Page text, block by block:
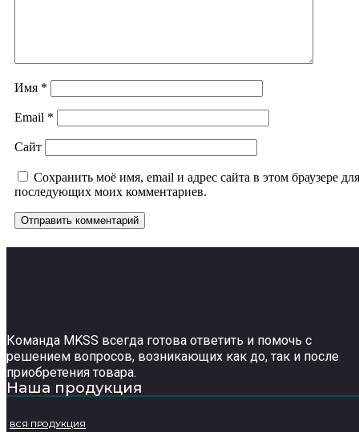
Имя *
Email *
Сайт
Сохранить моё имя, email и адрес сайта в этом браузере для
последующих моих комментариев.
Команда MKSS всегда готова ответить и помочь с
решением вопросов, возникающих как до, так и после
приобретения товара.
Наша продукция
ВСЯ ПРОДУКЦИЯ